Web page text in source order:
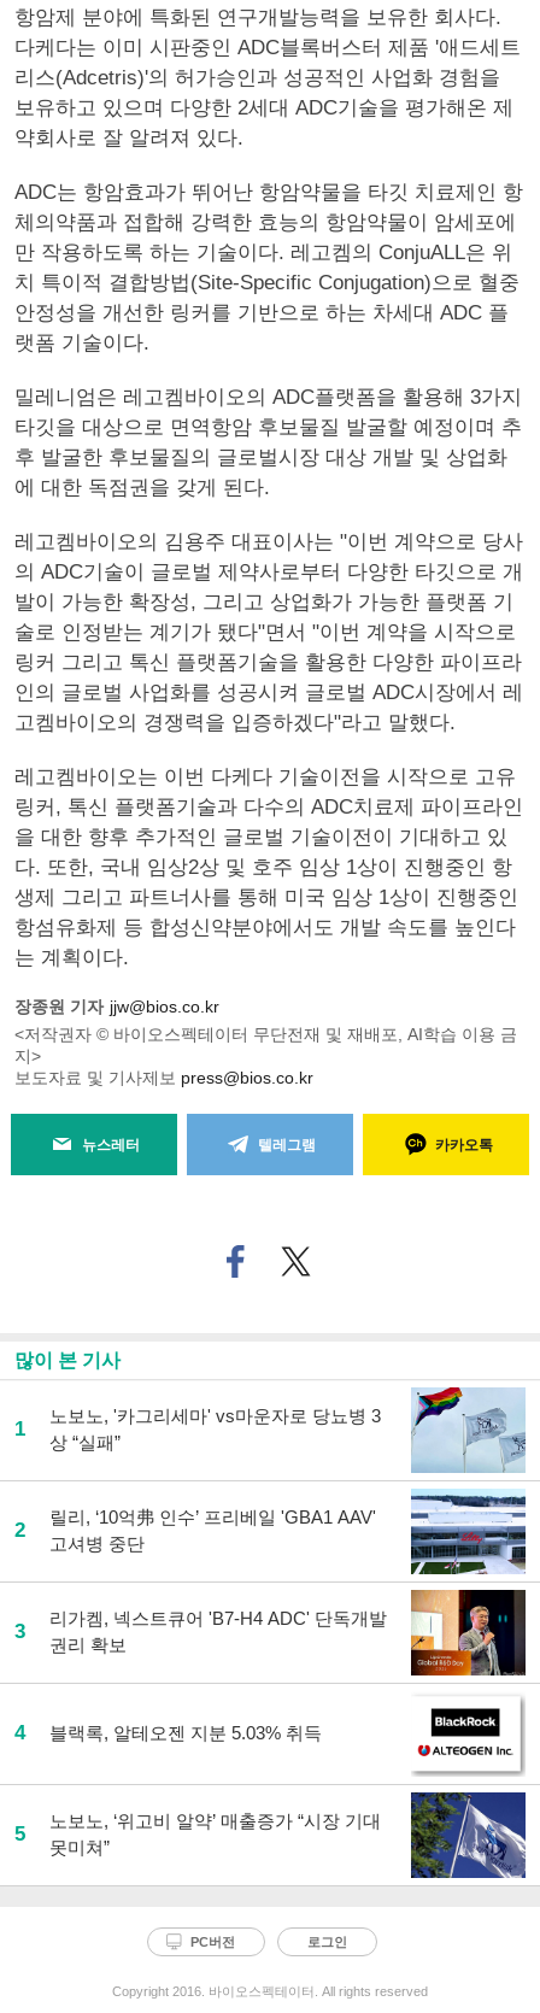
항암제 분야에 특화된 연구개발능력을 보유한 회사다.
다케다는 이미 시판중인 ADC블록버스터 제품 '애드세트
리스(Adcetris)'의 허가승인과 성공적인 사업화 경험을
보유하고 있으며 다양한 2세대 ADC기술을 평가해온 제
약회사로 잘 알려져 있다.
ADC는 항암효과가 뛰어난 항암약물을 타깃 치료제인 항
체의약품과 접합해 강력한 효능의 항암약물이 암세포에
만 작용하도록 하는 기술이다. 레고켐의 ConjuALL은 위
치 특이적 결합방법(Site-Specific Conjugation)으로 혈중
안정성을 개선한 링커를 기반으로 하는 차세대 ADC 플
랫폼 기술이다.
밀레니엄은 레고켐바이오의 ADC플랫폼을 활용해 3가지
타깃을 대상으로 면역항암 후보물질 발굴할 예정이며 추
후 발굴한 후보물질의 글로벌시장 대상 개발 및 상업화
에 대한 독점권을 갖게 된다.
레고켐바이오의 김용주 대표이사는 "이번 계약으로 당사
의 ADC기술이 글로벌 제약사로부터 다양한 타깃으로 개
발이 가능한 확장성, 그리고 상업화가 가능한 플랫폼 기
술로 인정받는 계기가 됐다"면서 "이번 계약을 시작으로
링커 그리고 톡신 플랫폼기술을 활용한 다양한 파이프라
인의 글로벌 사업화를 성공시켜 글로벌 ADC시장에서 레
고켐바이오의 경쟁력을 입증하겠다"라고 말했다.
레고켐바이오는 이번 다케다 기술이전을 시작으로 고유
링커, 톡신 플랫폼기술과 다수의 ADC치료제 파이프라인
을 대한 향후 추가적인 글로벌 기술이전이 기대하고 있
다. 또한, 국내 임상2상 및 호주 임상 1상이 진행중인 항
생제 그리고 파트너사를 통해 미국 임상 1상이 진행중인
항섬유화제 등 합성신약분야에서도 개발 속도를 높인다
는 계획이다.
장종원 기자 jjw@bios.co.kr
<저작권자 © 바이오스펙테이터 무단전재 및 재배포, AI학습 이용 금
지>
보도자료 및 기사제보 press@bios.co.kr
뉴스레터 텔레그램 카카오톡
페
이
기
사
공
트위
터로
많이 본 기사
1
노보노, '카그리세마' vs마운자로 당뇨병 3
상 “실패”
2
릴리, ‘10억弗 인수’ 프리베일 'GBA1 AAV'
고셔병 중단
3
리가켐, 넥스트큐어 'B7-H4 ADC' 단독개발
권리 확보
4 블랙록, 알테오젠 지분 5.03% 취득
5
노보노, ‘위고비 알약’ 매출증가 “시장 기대
못미쳐”
PC버전 로그인
Copyright 2016. 바이오스펙테이터. All rights reserved